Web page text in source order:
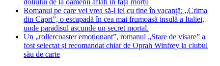
doliului de la oamenii aflați în fața morții
Romanul pe care vei vrea să-l iei cu tine în vacanță: „Crima
din Capri”, o escapadă în cea mai frumoasă insulă a Italiei,
unde paradisul ascunde un secret mortal.
Un „rollercoaster emoționant”, romanul „Stare de visare” a
fost selectat și recomandat chiar de Oprah Winfrey la clubul
său de carte